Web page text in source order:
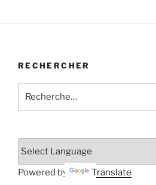
RECHERCHER
pour
Powered by Translate